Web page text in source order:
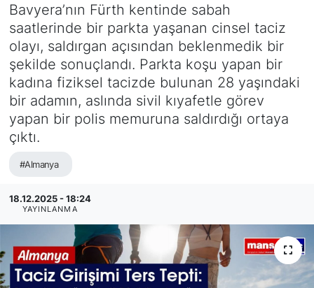
Bavyera’nın Fürth kentinde sabah
saatlerinde bir parkta yaşanan cinsel taciz
olayı, saldırgan açısından beklenmedik bir
şekilde sonuçlandı. Parkta koşu yapan bir
kadına fiziksel tacizde bulunan 28 yaşındaki
bir adamın, aslında sivil kıyafetle görev
yapan bir polis memuruna saldırdığı ortaya
çıktı.
#Almanya
18.12.2025 - 18:24
YAYINLANMA
EKONOMİ
SİYASET
SAĞLIK
Haber Arşivi